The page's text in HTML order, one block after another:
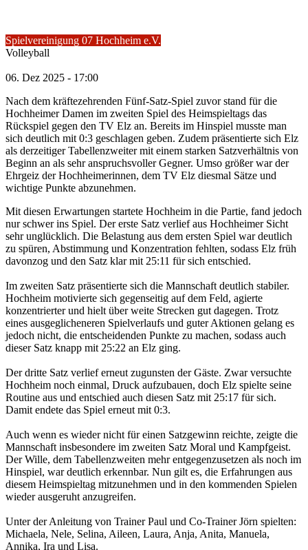
Spielvereinigung 07 Hochheim e.V.
Volleyball
06. Dez 2025 - 17:00
Nach dem kräftezehrenden Fünf-Satz-Spiel zuvor stand für die
Hochheimer Damen im zweiten Spiel des Heimspieltags das
Rückspiel gegen den TV Elz an. Bereits im Hinspiel musste man
sich deutlich mit 0:3 geschlagen geben. Zudem präsentierte sich Elz
als derzeitiger Tabellenzweiter mit einem starken Satzverhältnis von
Beginn an als sehr anspruchsvoller Gegner. Umso größer war der
Ehrgeiz der Hochheimerinnen, dem TV Elz diesmal Sätze und
wichtige Punkte abzunehmen.
Mit diesen Erwartungen startete Hochheim in die Partie, fand jedoch
nur schwer ins Spiel. Der erste Satz verlief aus Hochheimer Sicht
sehr unglücklich. Die Belastung aus dem ersten Spiel war deutlich
zu spüren, Abstimmung und Konzentration fehlten, sodass Elz früh
davonzog und den Satz klar mit 25:11 für sich entschied.
Im zweiten Satz präsentierte sich die Mannschaft deutlich stabiler.
Hochheim motivierte sich gegenseitig auf dem Feld, agierte
konzentrierter und hielt über weite Strecken gut dagegen. Trotz
eines ausgeglicheneren Spielverlaufs und guter Aktionen gelang es
jedoch nicht, die entscheidenden Punkte zu machen, sodass auch
dieser Satz knapp mit 25:22 an Elz ging.
Der dritte Satz verlief erneut zugunsten der Gäste. Zwar versuchte
Hochheim noch einmal, Druck aufzubauen, doch Elz spielte seine
Routine aus und entschied auch diesen Satz mit 25:17 für sich.
Damit endete das Spiel erneut mit 0:3.
Auch wenn es wieder nicht für einen Satzgewinn reichte, zeigte die
Mannschaft insbesondere im zweiten Satz Moral und Kampfgeist.
Der Wille, dem Tabellenzweiten mehr entgegenzusetzen als noch im
Hinspiel, war deutlich erkennbar. Nun gilt es, die Erfahrungen aus
diesem Heimspieltag mitzunehmen und in den kommenden Spielen
wieder ausgeruht anzugreifen.
Unter der Anleitung von Trainer Paul und Co-Trainer Jörn spielten:
Michaela, Nele, Selina, Aileen, Laura, Anja, Anita, Manuela,
Annika, Ira und Lisa.